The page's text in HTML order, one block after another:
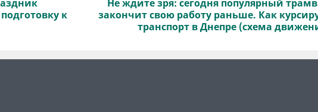
к
Не ждите зря: сегодня популярный
закончит свою работу раньше. Как
транспорт в Днепре (схема